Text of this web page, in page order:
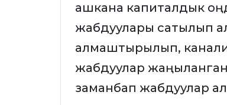
ашкана капиталдык
жабдуулары сатылып
алмаштырылып,
жабдуулар
заманбап жабдуулар